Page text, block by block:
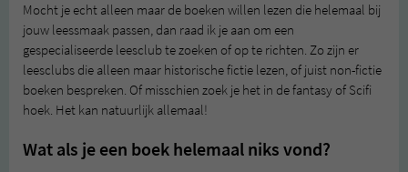
Mocht je echt alleen maar de boeken willen lezen die helemaal bij
jouw leessmaak passen, dan raad ik je aan om een
gespecialiseerde leesclub te zoeken of op te richten. Zo zijn er
leesclubs die alleen maar historische fictie lezen, of juist non-fictie
boeken bespreken. Of misschien zoek je het in de fantasy of Scifi
hoek. Het kan natuurlijk allemaal!
Wat als je een boek helemaal niks vond?